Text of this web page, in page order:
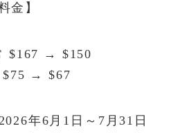
金】
$167 → $150
→ $67
年6月1日～7月31日